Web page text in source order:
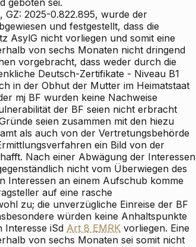
geboten sei.
GZ: 2025-0.822.895, wurde der
und festgestellt, dass die
AsylG nicht vorliegen und somit eine
von sechs Monaten nicht dringend
vorgebracht, dass weder durch die
Deutsch-Zertifikate - Niveau B1
in der Obhut der Mutter im Heimatstaat
mj BF wurden keine Nachweise
der BF seien nicht erbracht
seien zusammen mit den hiezu
als auch von der Vertretungsbehörde
ein Bild von der
Nach einer Abwägung der Interessen
nicht vom Überwiegen des
Interessen an einem Aufschub komme
auf eine rasche
zu; die unverzügliche Einreise der BF
würden keine Anhaltspunkte
Interesse iSd Art 8 EMRK vorliegen. Eine
von sechs Monaten sei somit nicht